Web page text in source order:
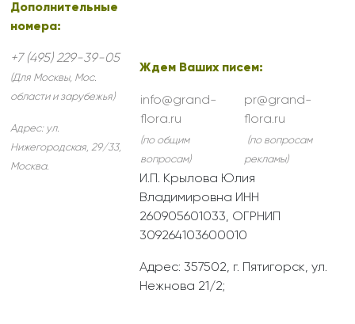
Дополнительные
номера:
+7 (495) 229-39-05
(Для Москвы, Мос.
области и зарубежья)
Адрес: ул.
Нижегородская, 29/33,
Москва.
Ждем Ваших писем:
info@grand-
flora.ru
pr@grand-
flora.ru
(по общим
вопросам)
(по вопросам
рекламы)
И.П. Крылова Юлия
Владимировна ИНН
260905601033, ОГРНИП
309264103600010
Адрес: 357502, г. Пятигорск, ул.
Нежнова 21/2;